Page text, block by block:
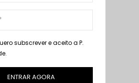
a 15 de setembro de 2026
Envio
subscrever e aceito a P.
.
ENTRAR AGORA